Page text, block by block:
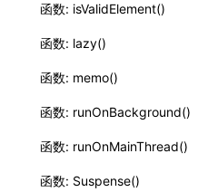
函数: isValidElement()
函数: lazy()
函数: memo()
函数: runOnBackground()
函数: runOnMainThread()
函数: Suspense()